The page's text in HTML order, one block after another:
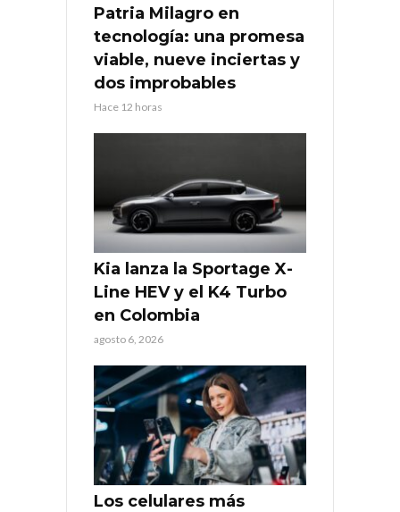
Patria Milagro en
tecnología: una promesa
viable, nueve inciertas y
dos improbables
Hace 12 horas
Kia lanza la Sportage X-
Line HEV y el K4 Turbo
en Colombia
agosto 6, 2026
Los celulares más